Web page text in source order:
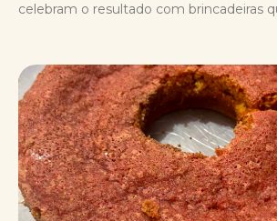
celebram o resultado com brincadeiras